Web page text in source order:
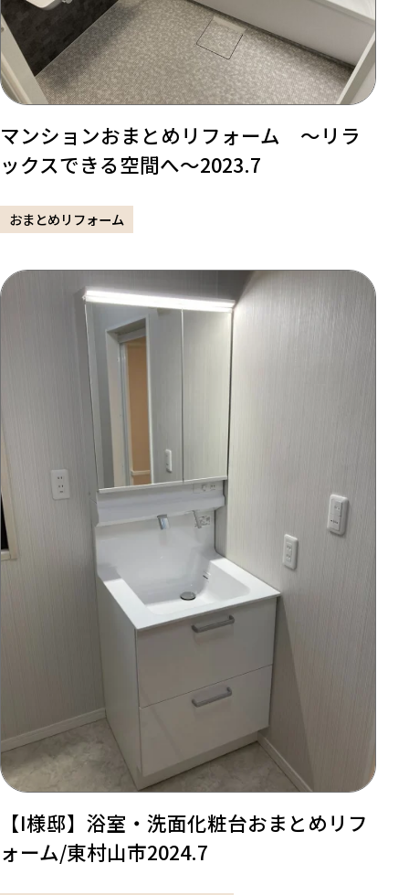
マンションおまとめリフォーム ～リラ
ックスできる空間へ～2023.7
おまとめリフォーム
【I様邸】浴室・洗面化粧台おまとめリフ
ォーム/東村山市2024.7